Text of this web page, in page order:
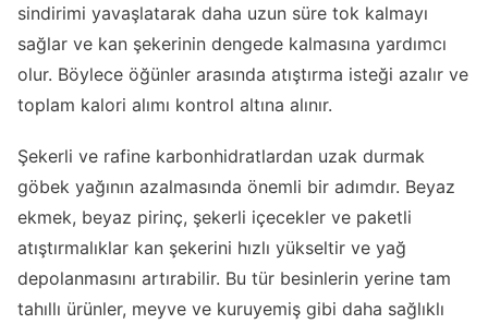
sindirimi yavaşlatarak daha uzun süre tok kalmayı
sağlar ve kan şekerinin dengede kalmasına yardımcı
olur. Böylece öğünler arasında atıştırma isteği azalır ve
toplam kalori alımı kontrol altına alınır.
Şekerli ve rafine karbonhidratlardan uzak durmak
göbek yağının azalmasında önemli bir adımdır. Beyaz
ekmek, beyaz pirinç, şekerli içecekler ve paketli
atıştırmalıklar kan şekerini hızlı yükseltir ve yağ
depolanmasını artırabilir. Bu tür besinlerin yerine tam
tahıllı ürünler, meyve ve kuruyemiş gibi daha sağlıklı